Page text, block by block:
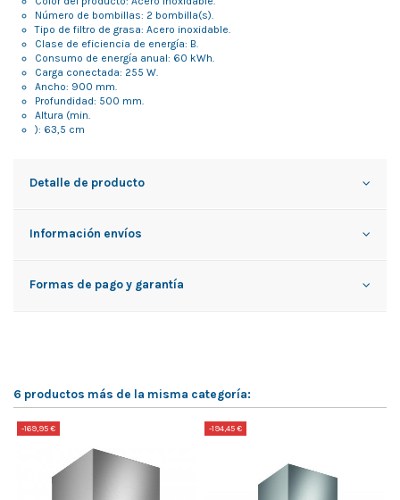
Número de bombillas: 2 bombilla(s).
Tipo de filtro de grasa: Acero inoxidable.
Clase de eficiencia de energía: B.
Consumo de energía anual: 60 kWh.
Carga conectada: 255 W.
Ancho: 900 mm.
Profundidad: 500 mm.
Altura (min.
): 63,5 cm
Detalle de producto
Información envíos
Formas de pago y garantía
6 productos más de la misma categoría:
-169,95 € -194,45 €